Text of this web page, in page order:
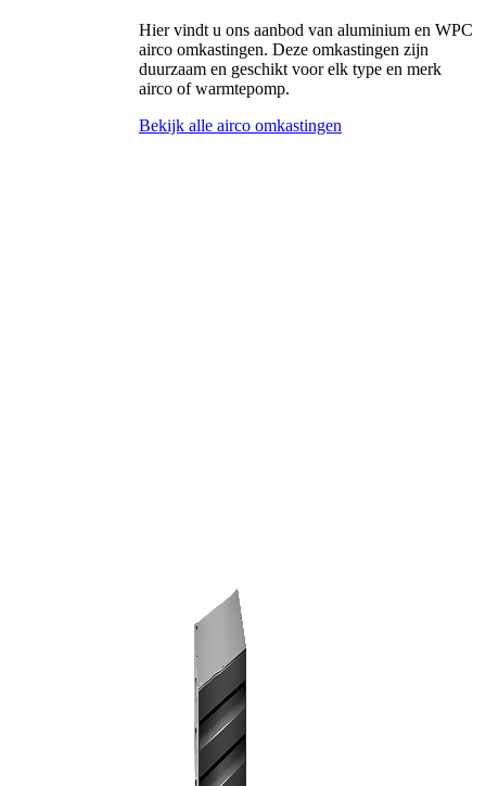
Hier vindt u ons aanbod van aluminium en WPC
airco omkastingen. Deze omkastingen zijn
duurzaam en geschikt voor elk type en merk
airco of warmtepomp.
Bekijk alle airco omkastingen